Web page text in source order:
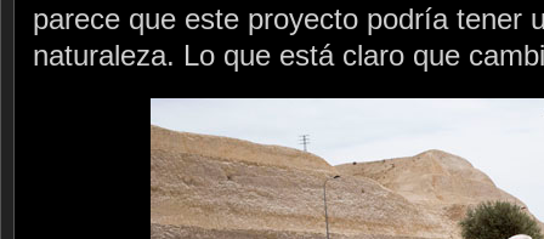
parece que este proyecto podría tener
naturaleza. Lo que está claro que